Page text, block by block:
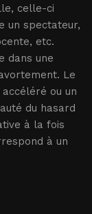
celle-ci
un spectateur,
etc.
dans une
Le
ou un
du hasard
à la fois
à un